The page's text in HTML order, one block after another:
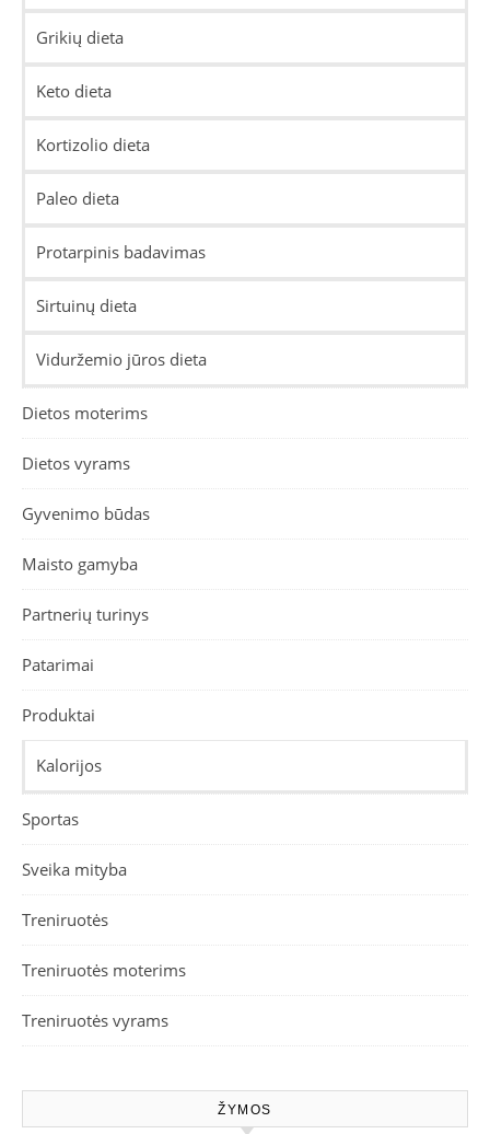
Grikių dieta
Keto dieta
Kortizolio dieta
Paleo dieta
Protarpinis badavimas
Sirtuinų dieta
Viduržemio jūros dieta
Dietos moterims
Dietos vyrams
Gyvenimo būdas
Maisto gamyba
Partnerių turinys
Patarimai
Produktai
Kalorijos
Sportas
Sveika mityba
Treniruotės
Treniruotės moterims
Treniruotės vyrams
ŽYMOS